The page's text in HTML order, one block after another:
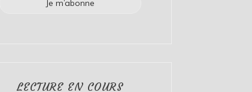
LECTURE EN COURS